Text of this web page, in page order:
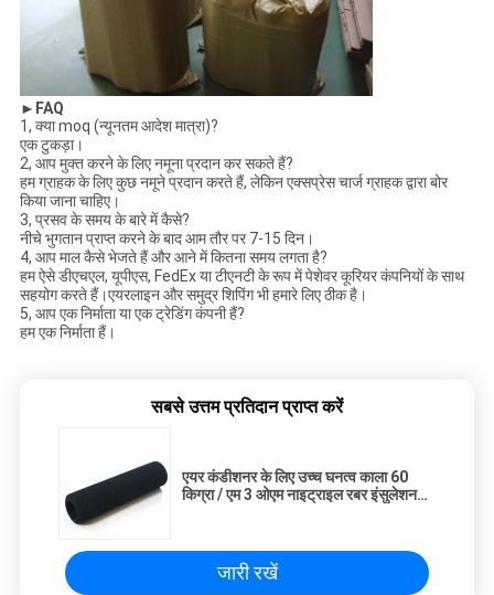
►FAQ
1, क्या moq (न्यूनतम आदेश मात्रा)?
एक टुकड़ा।
2, आप मुक्त करने के लिए नमूना प्रदान कर सकते हैं?
हम ग्राहक के लिए कुछ नमूने प्रदान करते हैं, लेकिन एक्सप्रेस चार्ज ग्राहक द्वारा बोर
किया जाना चाहिए।
3, प्रसव के समय के बारे में कैसे?
नीचे भुगतान प्राप्त करने के बाद आम तौर पर 7-15 दिन।
4, आप माल कैसे भेजते हैं और आने में कितना समय लगता है?
हम ऐसे डीएचएल, यूपीएस, FedEx या टीएनटी के रूप में पेशेवर कूरियर कंपनियों के साथ
सहयोग करते हैं।एयरलाइन और समुद्र शिपिंग भी हमारे लिए ठीक है।
5, आप एक निर्माता या एक ट्रेडिंग कंपनी हैं?
हम एक निर्माता हैं।
सबसे उत्तम प्रतिदान प्राप्त करें
एयर कंडीशनर के लिए उच्च घनत्व काला 60
किग्रा / एम 3 ओएम नाइट्राइल रबर इंसुलेशन
जारी रखें